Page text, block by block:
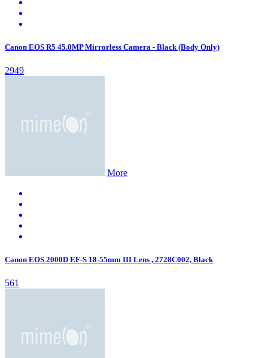
Canon EOS R5 45.0MP Mirrorless Camera - Black (Body Only)
2949
More
Canon EOS 2000D EF-S 18-55mm III Lens , 2728C002, Black
561